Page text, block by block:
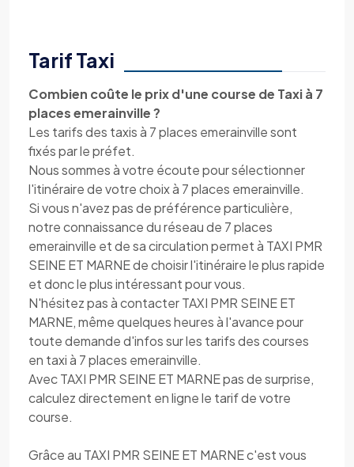
Tarif Taxi
Combien coûte le prix d'une course de Taxi à 7
places emerainville ?
Les tarifs des taxis à 7 places emerainville sont
fixés par le préfet.
Nous sommes à votre écoute pour sélectionner
l'itinéraire de votre choix à 7 places emerainville.
Si vous n'avez pas de préférence particulière,
notre connaissance du réseau de 7 places
emerainville et de sa circulation permet à TAXI PMR
SEINE ET MARNE de choisir l'itinéraire le plus rapide
et donc le plus intéressant pour vous.
N'hésitez pas à contacter TAXI PMR SEINE ET
MARNE, même quelques heures à l'avance pour
toute demande d'infos sur les tarifs des courses
en taxi à 7 places emerainville.
Avec TAXI PMR SEINE ET MARNE pas de surprise,
calculez directement en ligne le tarif de votre
course.
Grâce au TAXI PMR SEINE ET MARNE c'est vous